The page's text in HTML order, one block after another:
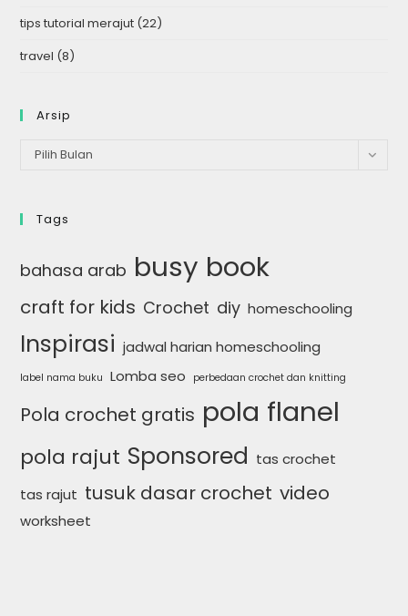
tips tutorial merajut (22)
travel (8)
Arsip
Arsip
Pilih Bulan
Tags
bahasa arab busy book
craft for kids Crochet diy homeschooling
Inspirasi jadwal harian homeschooling
label nama buku Lomba seo perbedaan crochet dan knitting
Pola crochet gratis pola flanel
pola rajut Sponsored tas crochet
tas rajut tusuk dasar crochet video
worksheet